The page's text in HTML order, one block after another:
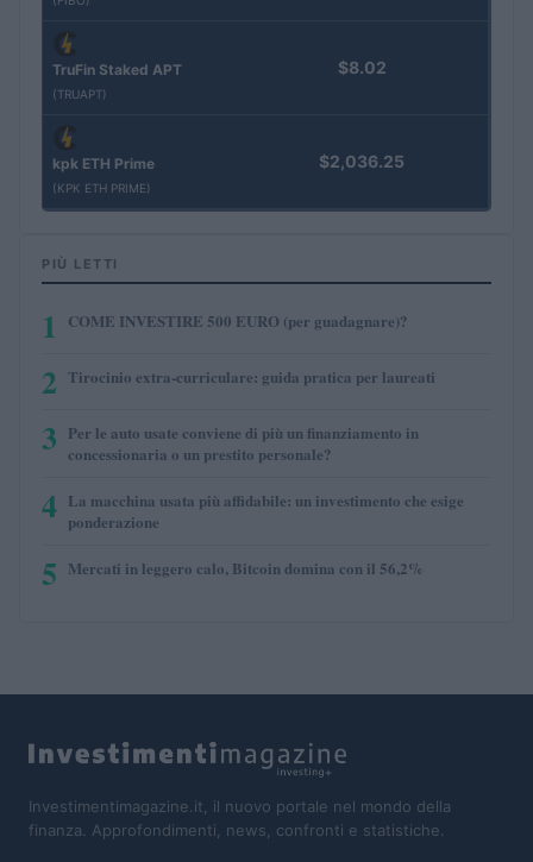
TruFin Staked APT
(TRUAPT)
$8.02
kpk ETH Prime
(KPK ETH PRIME)
$2,036.25
PIÙ LETTI
1 COME INVESTIRE 500 EURO (per guadagnare)?
2 Tirocinio extra-curriculare: guida pratica per laureati
3 Per le auto usate conviene di più un finanziamento in
concessionaria o un prestito personale?
4 La macchina usata più affidabile: un investimento che esige
ponderazione
5 Mercati in leggero calo, Bitcoin domina con il 56,2%
Investimentimagazine.it, il nuovo portale nel mondo della
finanza. Approfondimenti, news, confronti e statistiche.